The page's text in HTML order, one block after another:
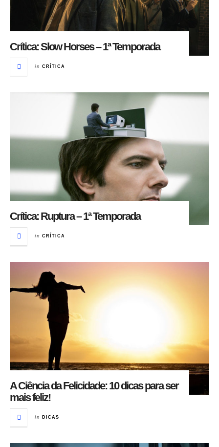
Crítica: Slow Horses – 1ª Temporada
in CRÍTICA
Crítica: Ruptura – 1ª Temporada
in CRÍTICA
A Ciência da Felicidade: 10 dicas para ser
mais feliz!
in DICAS